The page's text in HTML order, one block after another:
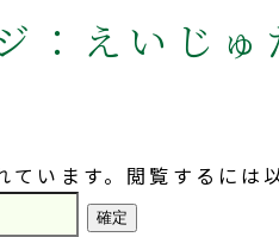
：えいじゅ
います。閲覧するには